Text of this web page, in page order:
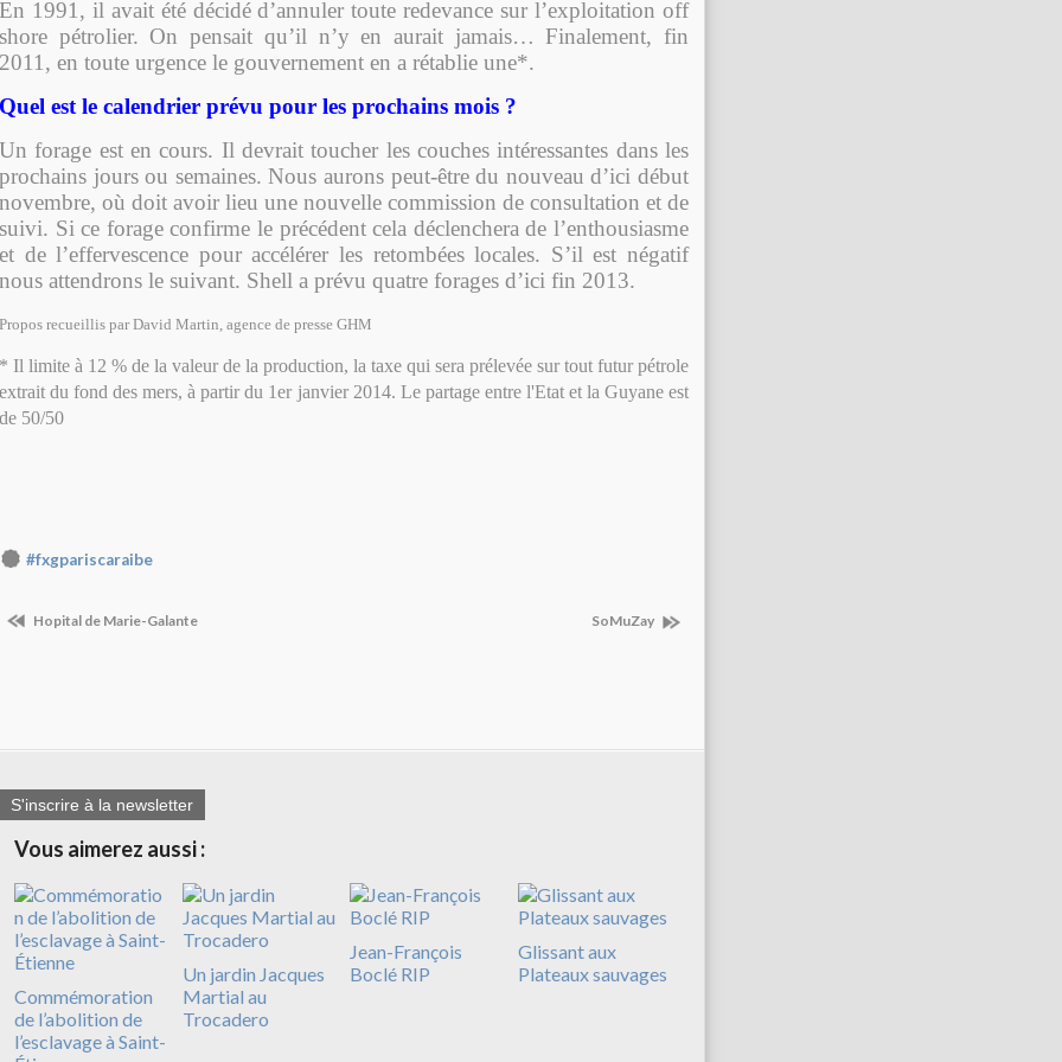
En 1991, il avait été décidé d’annuler toute redevance sur l’exploitation off
shore pétrolier. On pensait qu’il n’y en aurait jamais… Finalement, fin
2011, en toute urgence le gouvernement en a rétablie une*.
Quel est le calendrier prévu pour les prochains mois ?
Un forage est en cours. Il devrait toucher les couches intéressantes dans les
prochains jours ou semaines. Nous aurons peut-être du nouveau d’ici début
novembre, où doit avoir lieu une nouvelle commission de consultation et de
suivi. Si ce forage confirme le précédent cela déclenchera de l’enthousiasme
et de l’effervescence pour accélérer les retombées locales. S’il est négatif
nous attendrons le suivant. Shell a prévu quatre forages d’ici fin 2013.
Propos recueillis par David Martin , agence de presse GHM
* Il limite à 12 % de la valeur de la production, la taxe qui sera prélevée sur tout futur pétrole
extrait du fond des mers, à partir du 1er janvier 2014. Le partage entre l'Etat et la Guyane est
de 50/50
#fxgpariscaraibe
Hopital de Marie-Galante SoMuZay
S'inscrire à la newsletter
Vous aimerez aussi :
Commémoration
de l’abolition de
l’esclavage à Saint-
Un jardin Jacques
Martial au
Trocadero
Jean-François
Boclé RIP
Glissant aux
Plateaux sauvages